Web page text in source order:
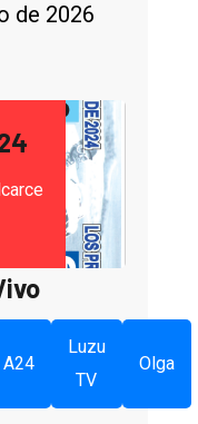
de 2026
A24
Luzu
TV
Olga